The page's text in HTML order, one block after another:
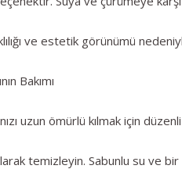
ve estetik görünümü
Bakımı
uzun ömürlü kılmak için
temizleyin. Sabunlu su ve